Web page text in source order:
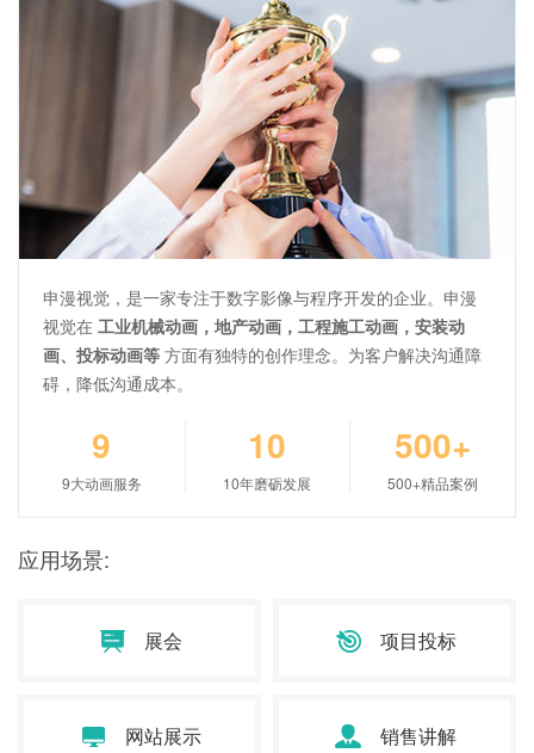
申漫视觉，是一家专注于数字影像与程序开发的企业。申漫
视觉在 工业机械动画，地产动画，工程施工动画，安装动
画、投标动画等 方面有独特的创作理念。为客户解决沟通障
碍，降低沟通成本。
9
9大动画服务
10
10年磨砺发展
500+
500+精品案例
应用场景:
展会 项目投标
网站展示 销售讲解